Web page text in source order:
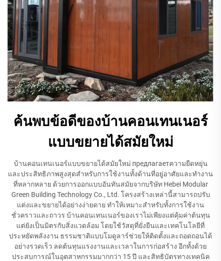
ค้นพบข้อดีของบ้านคอนเทนเนอร์
แบบขยายได้สมัยใหม่
บ้านคอนเทนเนอร์แบบขยายได้สมัยใหม่ предлагаетความยืดหยุ่น
และประสิทธิภาพสูงสุดสำหรับการใช้งานทั้งด้านที่อยู่อาศัยและทำงาน
ที่หลากหลาย ด้วยการออกแบบอันทันสมัยจากบริษัท Hebei Modular
Green Building Technology Co., Ltd. โครงสร้างเหล่านี้สามารถปรับ
แต่งและขยายได้อย่างง่ายดาย ทำให้เหมาะสำหรับทั้งการใช้งาน
ชั่วคราวและถาวร บ้านคอนเทนเนอร์ของเราไม่เพียงแต่คุ้มค่าต้นทุน
แต่ยังเป็นมิตรกับสิ่งแวดล้อม โดยใช้วัสดุที่ยั่งยืนและเทคโนโลยีที่
ประหยัดพลังงาน ธรรมชาติแบบโมดูลาร์ช่วยให้ติดตั้งและถอดถอนได้
อย่างรวดเร็ว ลดต้นทุนแรงงานและเวลาในการก่อสร้าง อีกทั้งด้วย
ประสบการณ์ในอุตสาหกรรมมากกว่า 15 ปี และสิทธิบัตรทางเทคนิค